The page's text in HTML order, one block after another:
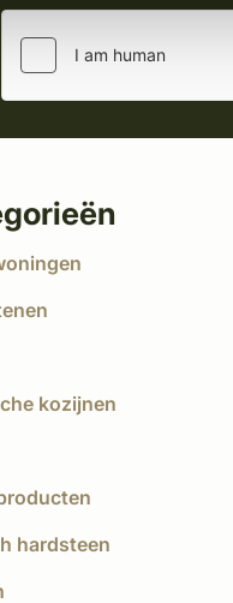
kozijnen
hardsteen